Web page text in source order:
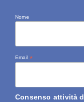
Nome
Email*
Consenso attività